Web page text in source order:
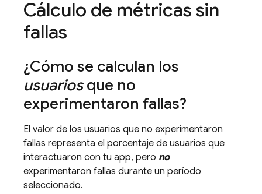
Cálculo de métricas sin
fallas
¿Cómo se calculan los
usuariosque no
experimentaron fallas?
El valor de los usuarios que no experimentaron
fallas representa el porcentaje de usuarios que
interactuaron con tu app, pero no
experimentaron fallas durante un período
seleccionado.